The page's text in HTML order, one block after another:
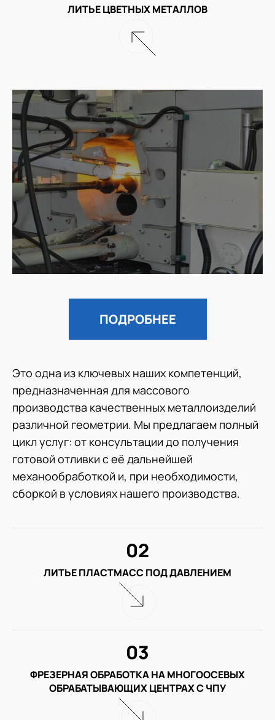
ЛИТЬЕ ЦВЕТНЫХ МЕТАЛЛОВ
ПОДРОБНЕЕ
Это одна из ключевых наших компетенций,
предназначенная для массового
производства качественных металлоизделий
различной геометрии. Мы предлагаем полный
цикл услуг: от консультации до получения
готовой отливки с её дальнейшей
механообработкой и, при необходимости,
сборкой в условиях нашего производства.
ЛИТЬЕ ПЛАСТМАСС ПОД ДАВЛЕНИЕМ
02
ФРЕЗЕРНАЯ ОБРАБОТКА НА МНОГООСЕВЫХ
ОБРАБАТЫВАЮЩИХ ЦЕНТРАХ С ЧПУ
03